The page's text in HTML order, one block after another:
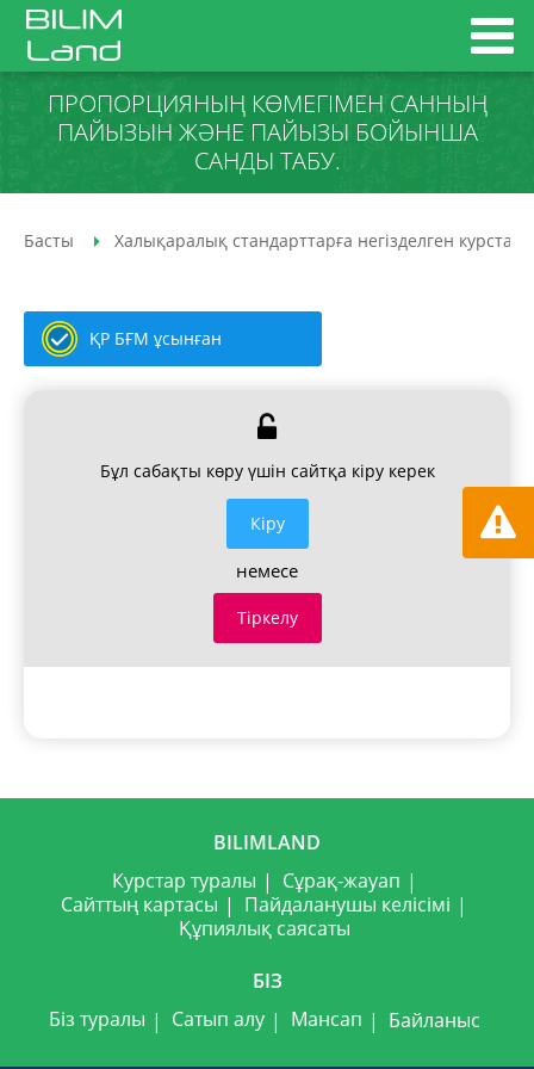
ПРОПОРЦИЯНЫҢ КӨМЕГІМЕН САННЫҢ
ПАЙЫЗЫН ЖӘНЕ ПАЙЫЗЫ БОЙЫНША
САНДЫ ТАБУ.
Басты Халықаралық стандарттарға негізделген курстар
ҚР БҒМ ұсынған
Бұл сабақты көру үшін сайтқа кіру керек
Кiру
немесе
Тіркелу
BILIMLAND
Курстар туралы
Сұрақ-жауап
Сайттың картасы
Пайдаланушы келісімі
Құпиялық саясаты
БІЗ
Біз туралы
Сатып алу Мансап Байланыс